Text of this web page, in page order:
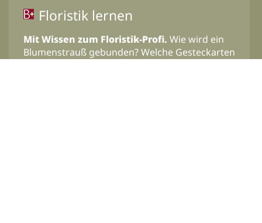
Floristik lernen
Mit Wissen zum Floristik-Profi. Wie wird ein
Blumenstrauß gebunden? Welche Gesteckarten